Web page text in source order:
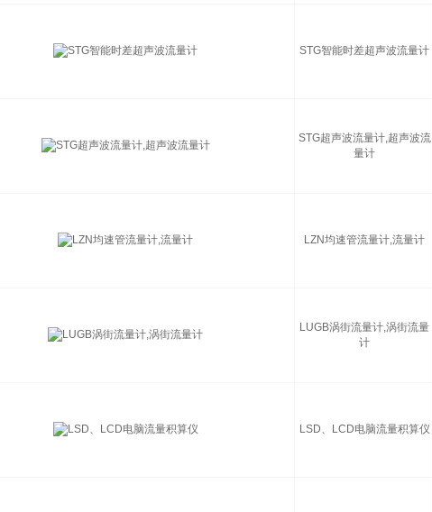
STG智能时差超声波流量计
STG超声波流量计,超声波流
量计
LZN均速管流量计,流量计
LUGB涡街流量计,涡街流量
计
LSD、LCD电脑流量积算仪